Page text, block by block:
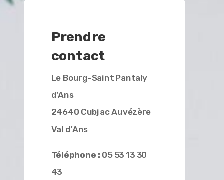
Prendre
contact
Le Bourg-Saint Pantaly
d'Ans
24640 Cubjac Auvézère
Val d'Ans
Téléphone : 05 53 13 30
43